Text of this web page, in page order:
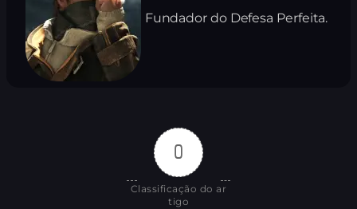
Fundador do Defesa Perfeita.
0
Classificação do ar
tigo